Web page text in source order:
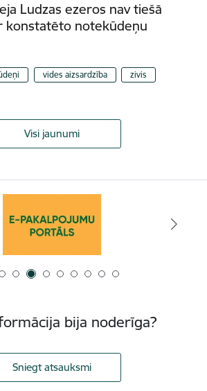
Ludzas ezeros nav tiešā
konstatēto notekūdeņu
vides aizsardzība zivis
Visi jaunumi
bija noderīga?
Sniegt atsauksmi